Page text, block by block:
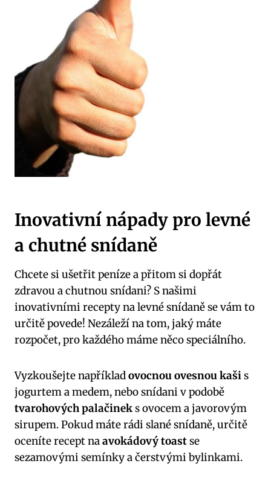
Inovativní nápady pro levné
a chutné snídaně
Chcete si ušetřit peníze a přitom si dopřát
zdravou a chutnou snídani? S našimi
inovativními recepty na levné snídaně se vám to
určitě povede! Nezáleží na tom, jaký máte
rozpočet, pro každého máme něco speciálního.
Vyzkoušejte napříkladovocnou ovesnou kašis
jogurtem a medem, nebo snídani v podobě
tvarohových palačineks ovocem a javorovým
sirupem. Pokud máte rádi slané snídaně, určitě
oceníte recept naavokádový toastse
sezamovými semínky a čerstvými bylinkami.